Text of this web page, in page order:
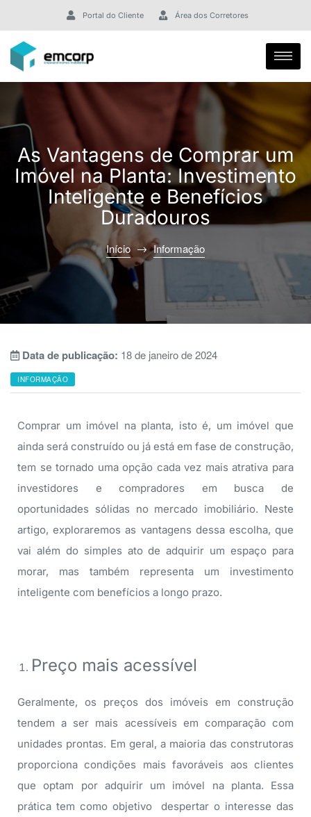
As Vantagens de Comprar um
Imóvel na Planta: Investimento
Inteligente e Benefícios
Duradouros
Início Informação
Portal do Cliente Área dos Corretores
Data de publicação: 18 de janeiro de 2024
INFORMAÇÃO
Comprar um imóvel na planta, isto é, um imóvel que
ainda será construído ou já está em fase de construção,
tem se tornado uma opção cada vez mais atrativa para
investidores e compradores em busca de
oportunidades sólidas no mercado imobiliário. Neste
artigo, exploraremos as vantagens dessa escolha, que
vai além do simples ato de adquirir um espaço para
morar, mas também representa um investimento
inteligente com benefícios a longo prazo.
Preço mais acessível
Geralmente, os preços dos imóveis em construção
tendem a ser mais acessíveis em comparação com
unidades prontas. Em geral, a maioria das construtoras
proporciona condições mais favoráveis aos clientes
que optam por adquirir um imóvel na planta. Essa
prática tem como objetivo despertar o interesse das